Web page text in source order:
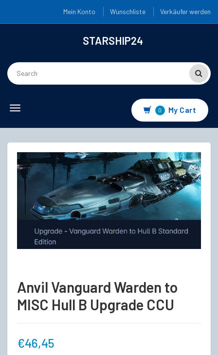
Mein Konto Wunschliste Verkäufer werden
STARSHIP24
Toggle
0 My Cart
Anvil Vanguard Warden to
MISC Hull B Upgrade CCU
€46,45